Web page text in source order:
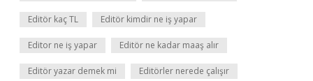
Editör kaç TL Editör kimdir ne iş yapar
Editor ne iş yapar Editör ne kadar maaş alır
Editör yazar demek mi Editörler nerede çalışır